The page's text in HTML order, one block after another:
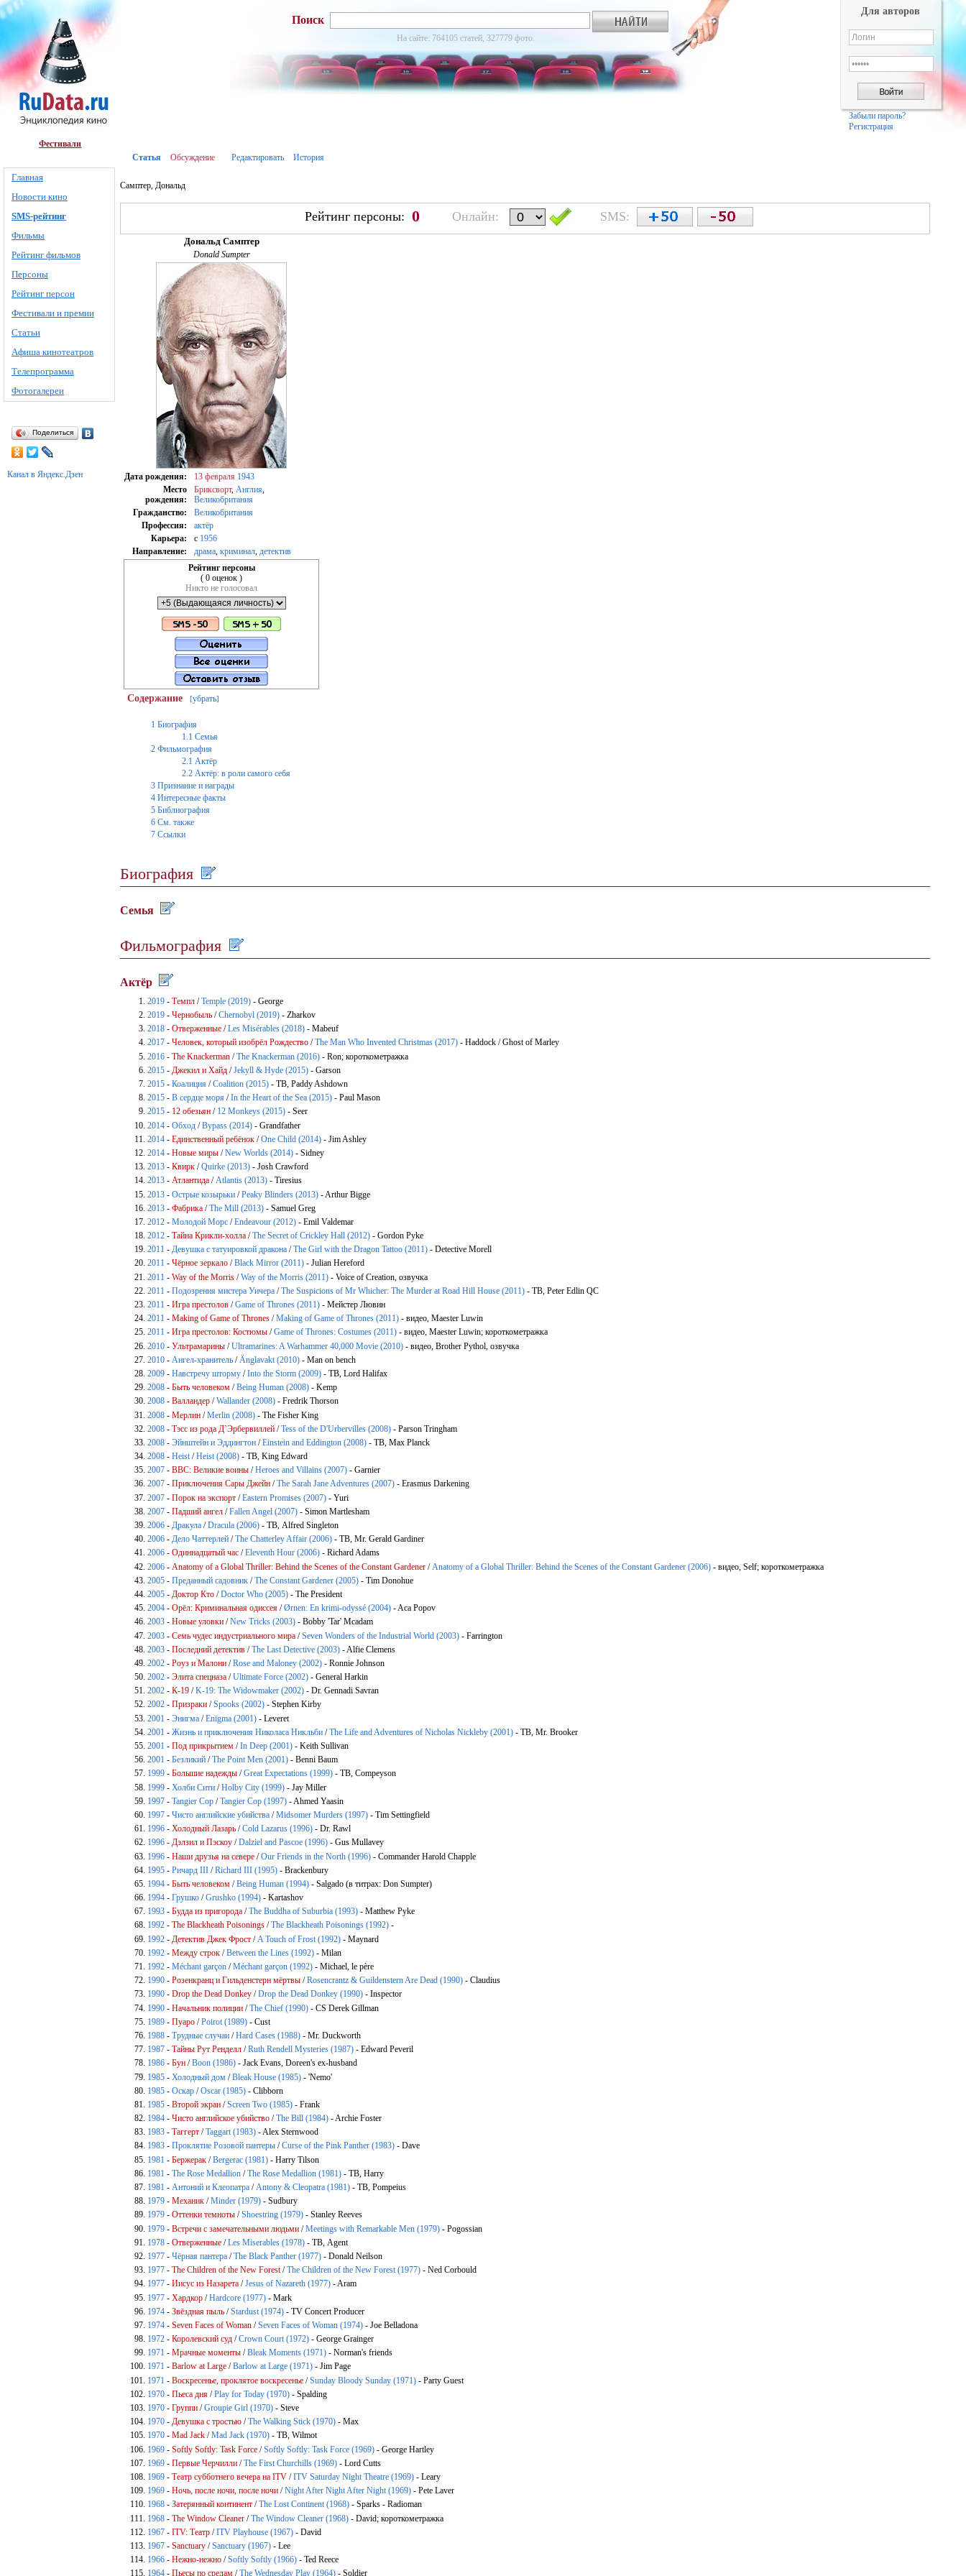
Фестивали
Главная
Новости кино
SMS-рейтинг
Фильмы
Рейтинг фильмов
Персоны
Рейтинг персон
Фестивали и премии
Статьи
Афиша кинотеатров
Телепрограмма
Фотогалереи
Поделиться
Канал в Яндекс.Дзен
Поиск
На сайте: 764105 статей, 327779 фото.
Для авторов
Забыли пароль?
Регистрация
Статья Обсуждение Редактировать История
Самптер, Дональд
Рейтинг персоны: 0 Онлайн: SMS:
Дональд Самптер
Donald Sumpter
Дата рождения: 13 февраля 1943
Место
рождения:
Бриксворт, Англия,
Великобритания
Гражданство:
Великобритания
Профессия:
актёр
Карьера:
c 1956
Направление:
драма, криминал, детектив
Рейтинг персоны
( 0 оценок )
Никто не голосовал
Содержание [убрать]
1 Биография
1.1 Семья
2 Фильмография
2.1 Актёр
2.2 Актёр: в роли самого себя
3 Признание и награды
4 Интересные факты
5 Библиография
6 См. также
7 Ссылки
Биография
Семья
Фильмография
Актёр
2019 -Темпл /Temple (2019) - George
2019 -Чернобыль /Chernobyl (2019) - Zharkov
2018 -Отверженные /Les Misérables (2018) - Mabeuf
2017 -Человек, который изобрёл Рождество /The Man Who Invented Christmas (2017) - Haddock / Ghost of Marley
2016 -The Knackerman /The Knackerman (2016) - Ron; короткометражка
2015 -Джекил и Хайд /Jekyll & Hyde (2015) - Garson
2015 -Коалиция /Coalition (2015) - ТВ, Paddy Ashdown
2015 -В сердце моря /In the Heart of the Sea (2015) - Paul Mason
2015 - 12 обезьян / 12 Monkeys (2015) - Seer
2014 -Обход /Bypass (2014) - Grandfather
2014 -Единственный ребёнок /One Child (2014) - Jim Ashley
2014 -Новые миры /New Worlds (2014) - Sidney
2013 -Квирк /Quirke (2013) - Josh Crawford
2013 -Атлантида /Atlantis (2013) - Tiresius
2013 -Острые козырьки /Peaky Blinders (2013) - Arthur Bigge
2013 -Фабрика /The Mill (2013) - Samuel Greg
2012 -Молодой Морс /Endeavour (2012) - Emil Valdemar
2012 -Тайна Крикли-холла /The Secret of Crickley Hall (2012) - Gordon Pyke
2011 -Девушка с татуировкой дракона /The Girl with the Dragon Tattoo (2011) - Detective Morell
2011 -Чёрное зеркало /Black Mirror (2011) - Julian Hereford
2011 -Way of the Morris /Way of the Morris (2011) - Voice of Creation, озвучка
2011 -Подозрения мистера Уичера /The Suspicions of Mr Whicher: The Murder at Road Hill House (2011) - ТВ, Peter Edlin QC
2011 -Игра престолов /Game of Thrones (2011) - Мейстер Лювин
2011 -Making of Game of Thrones /Making of Game of Thrones (2011) - видео, Maester Luwin
2011 -Игра престолов: Костюмы /Game of Thrones: Costumes (2011) - видео, Maester Luwin; короткометражка
2010 -Ультрамарины /Ultramarines: A Warhammer 40,000 Movie (2010) - видео, Brother Pythol, озвучка
2010 - Ангел-хранитель / Änglavakt (2010) - Man on bench
2009 -Навстречу шторму /Into the Storm (2009) - ТВ, Lord Halifax
2008 -Быть человеком /Being Human (2008) - Kemp
2008 -Валландер /Wallander (2008) - Fredrik Thorson
2008 -Мерлин /Merlin (2008) - The Fisher King
2008 -Тэсс из рода Д`Эрбервиллей /Tess of the D'Urbervilles (2008) - Parson Tringham
2008 -Эйнштейн и Эддингтон /Einstein and Eddington (2008) - ТВ, Max Planck
2008 -Heist/Heist (2008) - ТВ, King Edward
2007 -BBC: Великие воины /Heroes and Villains (2007) - Garnier
2007 -Приключения Сары Джейн /The Sarah Jane Adventures (2007) - Erasmus Darkening
2007 -Порок на экспорт /Eastern Promises (2007) - Yuri
2007 -Падший ангел /Fallen Angel (2007) - Simon Martlesham
2006 -Дракула /Dracula (2006) - ТВ, Alfred Singleton
2006 -Дело Чаттерлей /The Chatterley Affair (2006) - ТВ, Mr. Gerald Gardiner
2006 -Одиннадцатый час /Eleventh Hour (2006) - Richard Adams
2006 - Anatomy of a Global Thriller: Behind the Scenes of the Constant Gardener / Anatomy of a Global Thriller: Behind the Scenes of the Constant Gardener (2006) - видео, Self; короткометражка
2005 -Преданный садовник /The Constant Gardener (2005) - Tim Donohue
2005 -Доктор Кто /Doctor Who (2005) - The President
2004 -Орёл: Криминальная одиссея /Ørnen: En krimi-odyssé (2004) - Aca Popov
2003 -Новые уловки /New Tricks (2003) - Bobby 'Tar' Mcadam
2003 -Семь чудес индустриального мира /Seven Wonders of the Industrial World (2003) - Farrington
2003 -Последний детектив /The Last Detective (2003) - Alfie Clemens
2002 -Роуз и Малони /Rose and Maloney (2002) - Ronnie Johnson
2002 -Элита спецназа /Ultimate Force (2002) - General Harkin
2002 -К-19 /K-19: The Widowmaker (2002) - Dr. Gennadi Savran
2002 -Призраки /Spooks (2002) - Stephen Kirby
2001 -Энигма /Enigma (2001) - Leveret
2001 -Жизнь и приключения Николаса Никльби /The Life and Adventures of Nicholas Nickleby (2001) - ТВ, Mr. Brooker
2001 -Под прикрытием /In Deep (2001) - Keith Sullivan
2001 -Безликий /The Point Men (2001) - Benni Baum
1999 -Большие надежды /Great Expectations (1999) - ТВ, Compeyson
1999 -Холби Сити /Holby City (1999) - Jay Miller
1997 -Tangier Cop /Tangier Cop (1997) - Ahmed Yaasin
1997 -Чисто английские убийства /Midsomer Murders (1997) - Tim Settingfield
1996 -Холодный Лазарь /Cold Lazarus (1996) - Dr. Rawl
1996 -Дэлзил и Пэскоу /Dalziel and Pascoe (1996) - Gus Mullavey
1996 -Наши друзья на севере /Our Friends in the North (1996) - Commander Harold Chapple
1995 -Ричард III /Richard III (1995) - Brackenbury
1994 -Быть человеком /Being Human (1994) - Salgado (в титрах: Don Sumpter)
1994 -Грушко /Grushko (1994) - Kartashov
1993 -Будда из пригорода /The Buddha of Suburbia (1993) - Matthew Pyke
1992 -The Blackheath Poisonings /The Blackheath Poisonings (1992) -
1992 - Детектив Джек Фрост / A Touch of Frost (1992) - Maynard
1992 -Между строк /Between the Lines (1992) - Milan
1992 -Méchant garçon /Méchant garçon (1992) - Michael, le père
1990 -Розенкранц и Гильденстерн мёртвы /Rosencrantz & Guildenstern Are Dead (1990) - Claudius
1990 -Drop the Dead Donkey /Drop the Dead Donkey (1990) - Inspector
1990 -Начальник полиции /The Chief (1990) - CS Derek Gillman
1989 -Пуаро /Poirot (1989) - Cust
1988 -Трудные случаи /Hard Cases (1988) - Mr. Duckworth
1987 -Тайны Рут Ренделл /Ruth Rendell Mysteries (1987) - Edward Peveril
1986 -Бун /Boon (1986) - Jack Evans, Doreen's ex-husband
1985 -Холодный дом /Bleak House (1985) - 'Nemo'
1985 -Оскар /Oscar (1985) - Clibborn
1985 -Второй экран /Screen Two (1985) - Frank
1984 -Чисто английское убийство /The Bill (1984) - Archie Foster
1983 -Таггерт /Taggart (1983) - Alex Sternwood
1983 -Проклятие Розовой пантеры /Curse of the Pink Panther (1983) - Dave
1981 -Бержерак /Bergerac (1981) - Harry Tilson
1981 -The Rose Medallion /The Rose Medallion (1981) - ТВ, Harry
1981 -Антоний и Клеопатра /Antony & Cleopatra (1981) - ТВ, Pompeius
1979 -Механик /Minder (1979) - Sudbury
1979 -Оттенки темноты /Shoestring (1979) - Stanley Reeves
1979 -Встречи с замечательными людьми /Meetings with Remarkable Men (1979) - Pogossian
1978 -Отверженные /Les Miserables (1978) - ТВ, Agent
1977 -Чёрная пантера /The Black Panther (1977) - Donald Neilson
1977 -The Children of the New Forest/The Children of the New Forest (1977) - Ned Corbould
1977 -Иисус из Назарета /Jesus of Nazareth (1977) - Aram
1977 -Хардкор /Hardcore (1977) - Mark
1974 -Звёздная пыль /Stardust (1974) - TV Concert Producer
1974 -Seven Faces of Woman /Seven Faces of Woman (1974) - Joe Belladona
1972 -Королевский суд /Crown Court (1972) - George Grainger
1971 -Мрачные моменты /Bleak Moments (1971) - Norman's friends
1971 -Barlow at Large /Barlow at Large (1971) - Jim Page
1971 -Воскресенье, проклятое воскресенье /Sunday Bloody Sunday (1971) - Party Guest
1970 -Пьеса дня /Play for Today (1970) - Spalding
1970 -Группи /Groupie Girl (1970) - Steve
1970 -Девушка с тростью /The Walking Stick (1970) - Max
1970 -Mad Jack /Mad Jack (1970) - ТВ, Wilmot
1969 -Softly Softly: Task Force /Softly Softly: Task Force (1969) - George Hartley
1969 -Первые Черчилли /The First Churchills (1969) - Lord Cutts
1969 -Театр субботнего вечера на ITV /ITV Saturday Night Theatre (1969) - Leary
1969 -Ночь, после ночи, после ночи /Night After Night After Night (1969) - Pete Laver
1968 -Затерянный континент /The Lost Continent (1968) - Sparks - Radioman
1968 -The Window Cleaner /The Window Cleaner (1968) - David; короткометражка
1967 -ITV: Театр /ITV Playhouse (1967) - David
1967 -Sanctuary /Sanctuary (1967) - Lee
1966 -Нежно-нежно /Softly Softly (1966) - Ted Reece
1964 -Пьесы по средам /The Wednesday Play (1964) - Soldier